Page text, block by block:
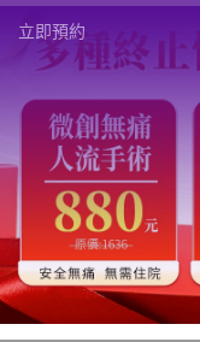
立即預約